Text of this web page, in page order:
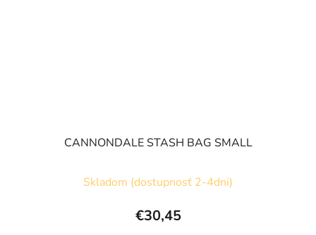
CANNONDALE STASH BAG SMALL
Skladom (dostupnosť 2-4dni)
€30,45